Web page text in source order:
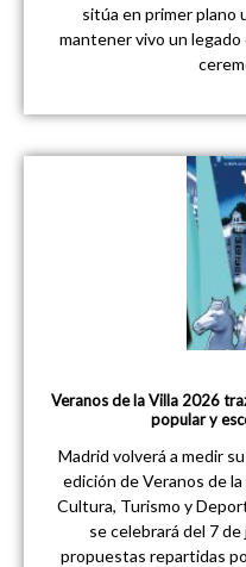
sitúa en primer plano
mantener vivo un
Veranos de la Villa 2026
popular y
Madrid volverá a medir
edición de Veranos de
Cultura, Turismo y
se celebrará del 7
propuestas repartidas